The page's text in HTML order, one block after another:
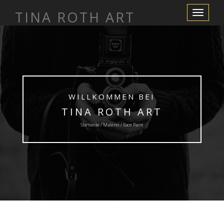
Schalte
Navigation
TINA ROTH ART
WILLKOMMEN BEI
TINA ROTH ART
Startseite /Malerei / Race Paint